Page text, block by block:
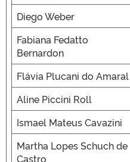
Diego Weber
Fabiana Fedatto
Bernardon
Flávia Plucani do Amaral
Aline Piccini Roll
Ismael Mateus Cavazini
Martha Lopes Schuch de
Castro